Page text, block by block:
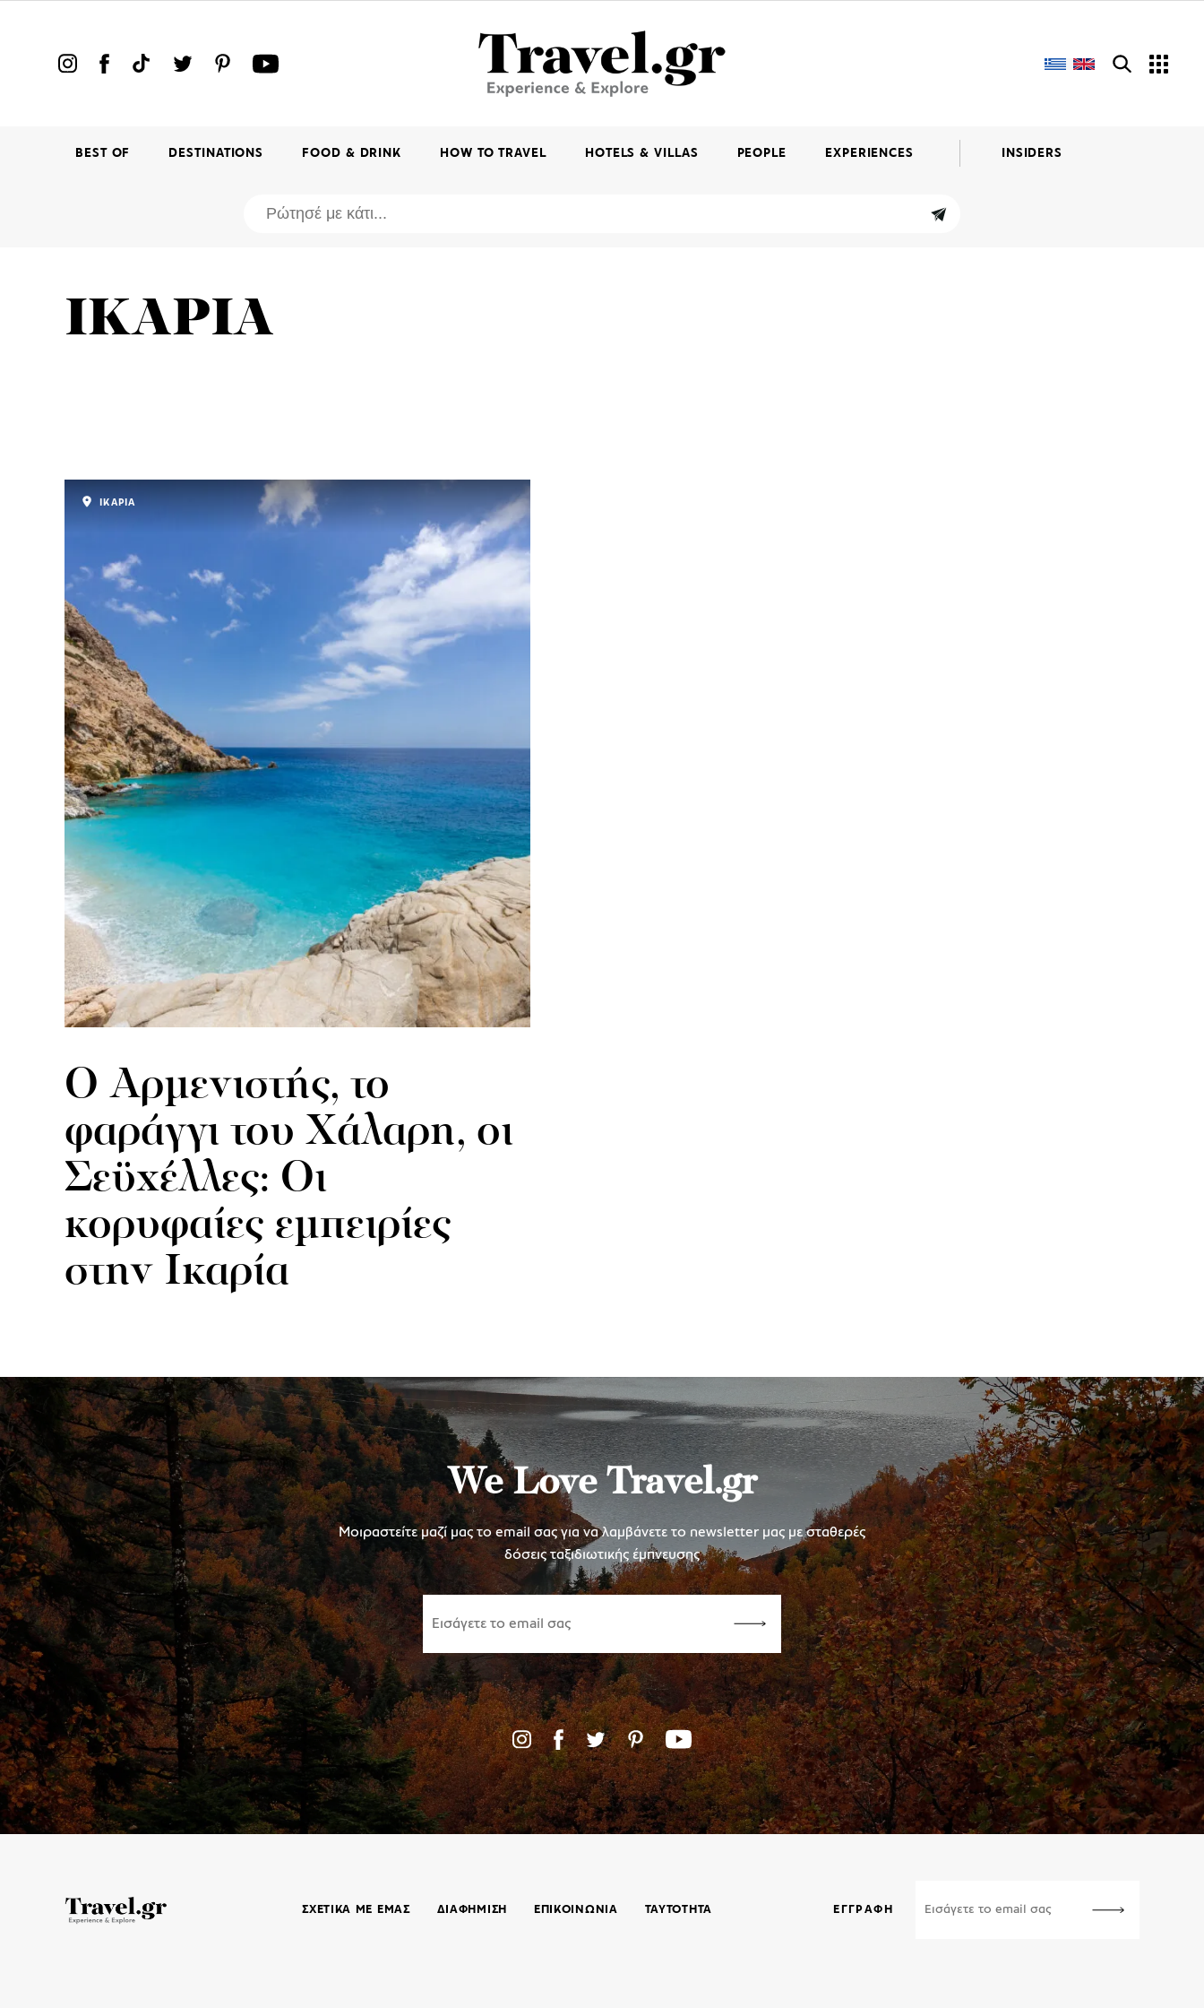
BEST OF DESTINATIONS FOOD & DRINK HOW TO TRAVEL HOTELS & VILLAS PEOPLE EXPERIENCES INSIDERS
ΙΚΑΡΙΑ
Ο Αρμενιστής, το
φαράγγι του Χάλαρη, οι
Σεϋχέλλες: Οι
κορυφαίες εμπειρίες
στην Ικαρία
ΙΚΑΡΙΑ
We Love Travel.gr
Μοιραστείτε μαζί μας το email σας για να λαμβάνετε το newsletter μας με σταθερές
δόσεις ταξιδιωτικής έμπνευσης
ΣΧΕΤΙΚΑ ΜΕ ΕΜΑΣ ΔΙΑΦΗΜΙΣΗ ΕΠΙΚΟΙΝΩΝΊΑ ΤΑΥΤΟΤΗΤΑ ΕΓΓΡΑΦΉ